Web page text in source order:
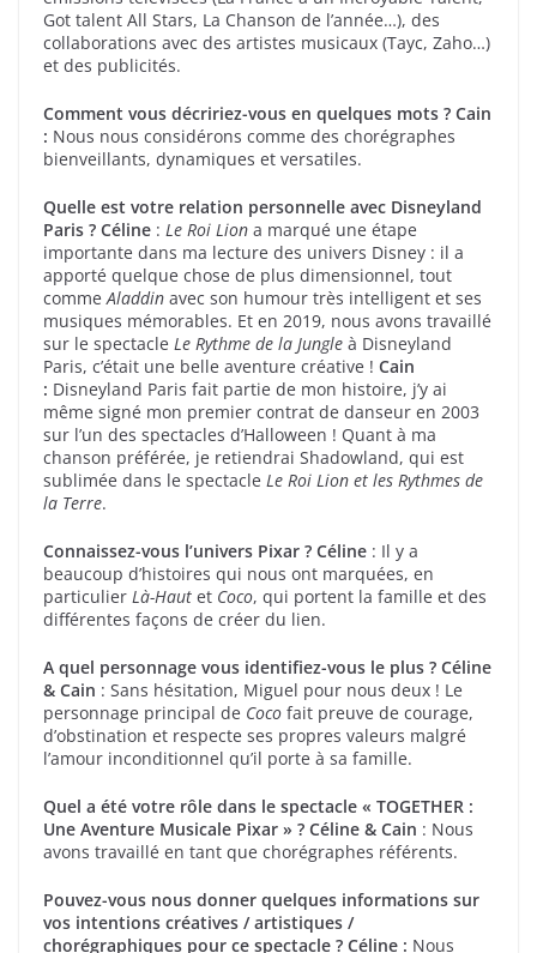
Got talent All Stars, La Chanson de l’année…), des
collaborations avec des artistes musicaux (Tayc, Zaho…)
et des publicités.
Comment vous décririez-vous en quelques mots ? Cain
: Nous nous considérons comme des chorégraphes
bienveillants, dynamiques et versatiles.
Quelle est votre relation personnelle avec Disneyland
Paris ? Céline : Le Roi Lion a marqué une étape
importante dans ma lecture des univers Disney : il a
apporté quelque chose de plus dimensionnel, tout
commeAladdin avec son humour très intelligent et ses
musiques mémorables. Et en 2019, nous avons travaillé
sur le spectacle Le Rythme de la Jungle à Disneyland
Paris, c’était une belle aventure créative ! Cain
: Disneyland Paris fait partie de mon histoire, j’y ai
même signé mon premier contrat de danseur en 2003
sur l’un des spectacles d’Halloween ! Quant à ma
chanson préférée, je retiendrai Shadowland, qui est
sublimée dans le spectacle Le Roi Lion et les Rythmes de
la Terre.
Connaissez-vous l’univers Pixar ? Céline : Il y a
beaucoup d’histoires qui nous ont marquées, en
particulier Là-Haut et Coco, qui portent la famille et des
différentes façons de créer du lien.
A quel personnage vous identifiez-vous le plus ? Céline
& Cain : Sans hésitation, Miguel pour nous deux ! Le
personnage principal de Coco fait preuve de courage,
d’obstination et respecte ses propres valeurs malgré
l’amour inconditionnel qu’il porte à sa famille.
Quel a été votre rôle dans le spectacle « TOGETHER :
Une Aventure Musicale Pixar » ? Céline & Cain : Nous
avons travaillé en tant que chorégraphes référents.
Pouvez-vous nous donner quelques informations sur
vos intentions créatives / artistiques /
chorégraphiques pour ce spectacle ? Céline : Nous